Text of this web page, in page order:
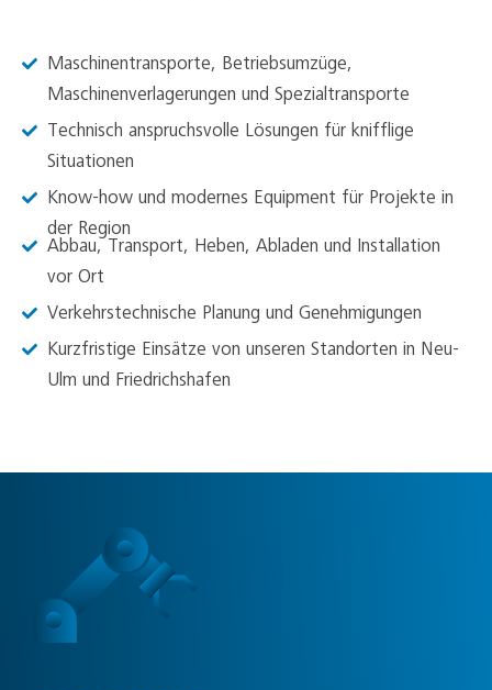
Maschinentransporte, Betriebsumzüge,
Maschinenverlagerungen und Spezialtransporte
Technisch anspruchsvolle Lösungen für knifflige
Situationen
Know-how und modernes Equipment für Projekte in
der Region
Abbau, Transport, Heben, Abladen und Installation
vor Ort
Verkehrstechnische Planung und Genehmigungen
Kurzfristige Einsätze von unseren Standorten in Neu-
Ulm und Friedrichshafen